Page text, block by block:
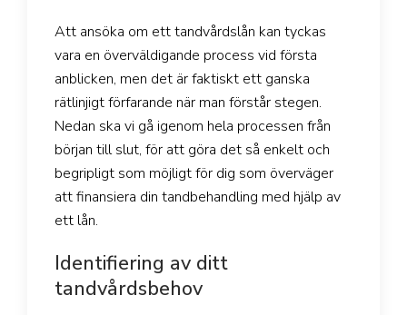
Att ansöka om ett tandvårdslån kan tyckas
vara en överväldigande process vid första
anblicken, men det är faktiskt ett ganska
rätlinjigt förfarande när man förstår stegen.
Nedan ska vi gå igenom hela processen från
början till slut, för att göra det så enkelt och
begripligt som möjligt för dig som överväger
att finansiera din tandbehandling med hjälp av
ett lån.
Identifiering av ditt
tandvårdsbehov